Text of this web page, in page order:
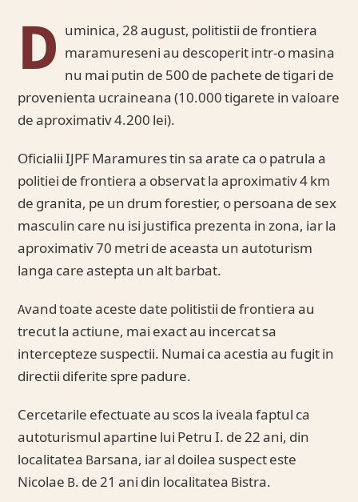
D uminica, 28 august, politistii de frontiera
maramureseni au descoperit intr-o masina
nu mai putin de 500 de pachete de tigari de
provenienta ucraineana (10.000 tigarete in valoare
de aproximativ 4.200 lei).
Oficialii IJPF Maramures tin sa arate ca o patrula a
politiei de frontiera a observat la aproximativ 4 km
de granita, pe un drum forestier, o persoana de sex
masculin care nu isi justifica prezenta in zona, iar la
aproximativ 70 metri de aceasta un autoturism
langa care astepta un alt barbat.
Avand toate aceste date politistii de frontiera au
trecut la actiune, mai exact au incercat sa
intercepteze suspectii. Numai ca acestia au fugit in
directii diferite spre padure.
Cercetarile efectuate au scos la iveala faptul ca
autoturismul apartine lui Petru I. de 22 ani, din
localitatea Barsana, iar al doilea suspect este
Nicolae B. de 21 ani din localitatea Bistra.